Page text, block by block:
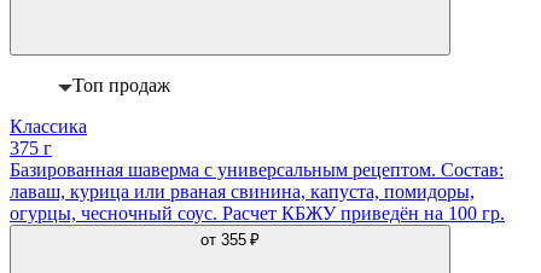
Топ продаж
Классика
375 г
Базированная шаверма с универсальным рецептом. Состав:
лаваш, курица или рваная свинина, капуста, помидоры,
огурцы, чесночный соус. Расчет КБЖУ приведён на 100 гр.
от 355 ₽